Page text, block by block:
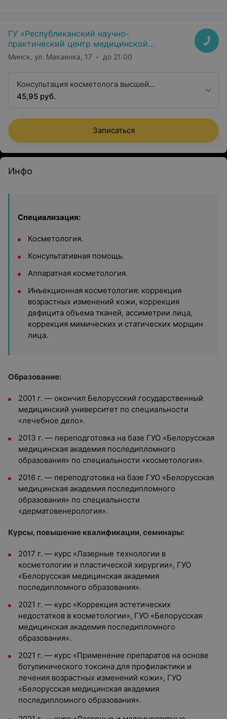
ГУ «Республиканский научно-
практический центр медицинской
экспертизы и реабилитаци»
Минск, ул. Макаенка, 17 до 21:00
Консультация косметолога высшей
квалификационной категории
45,95 руб.
Записаться
Инфо
Специализация:
Косметология.
Консультативная помощь.
Аппаратная косметология.
Инъекционная косметология: коррекция
возрастных изменений кожи, коррекция
дефицита объема тканей, ассиметрии лица,
коррекция мимических и статических морщин
лица.
Образование:
2001 г. — окончил Белорусский государственный
медицинский университет по специальности
«лечебное дело».
2013 г. — переподготовка на базе ГУО «Белорусская
медицинская академия последипломного
образования» по специальности «косметология».
2016 г. — переподготовка на базе ГУО «Белорусская
медицинская академия последипломного
образования» по специальности
«дерматовенерология».
Курсы, повышение квалификации, семинары:
2017 г. — курс «Лазерные технологии в
косметологии и пластической хирургии», ГУО
«Белорусская медицинская академия
последипломного образования».
2021 г. — курс «Коррекция эстетических
недостатков в косметологии», ГУО «Белорусская
медицинская академия последипломного
образования».
2021 г. — курс «Применение препаратов на основе
ботулинического токсина для профилактики и
лечения возрастных изменений кожи», ГУО
«Белорусская медицинская академия
последипломного образования».